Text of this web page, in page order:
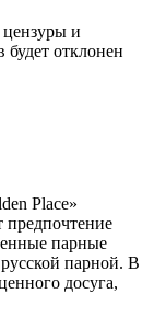
и
отклонен
Place»
предпочтение
парные
парной. В
досуга,